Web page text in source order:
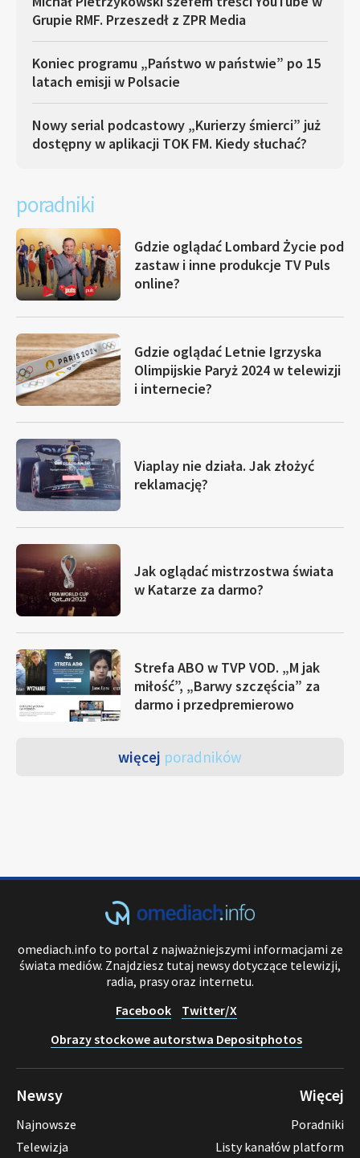
Grupie RMF. Przeszedł z ZPR Media
Koniec programu „Państwo w państwie” po 15
latach emisji w Polsacie
Nowy serial podcastowy „Kurierzy śmierci” już
dostępny w aplikacji TOK FM. Kiedy słuchać?
poradniki
Gdzie oglądać Lombard Życie pod
zastaw i inne produkcje TV Puls
online?
Gdzie oglądać Letnie Igrzyska
Olimpijskie Paryż 2024 w telewizji
i internecie?
Viaplay nie działa. Jak złożyć
reklamację?
Jak oglądać mistrzostwa świata
w Katarze za darmo?
Strefa ABO w TVP VOD. „M jak
miłość”, „Barwy szczęścia” za
darmo i przedpremierowo
więcej poradników
omediach.info to portal z najważniejszymi informacjami ze
świata mediów. Znajdziesz tutaj newsy dotyczące telewizji,
radia, prasy oraz internetu.
Facebook
Twitter/X
Obrazy stockowe autorstwa Depositphotos
Newsy
Najnowsze
Telewizja
Więcej
Poradniki
Listy kanałów platform